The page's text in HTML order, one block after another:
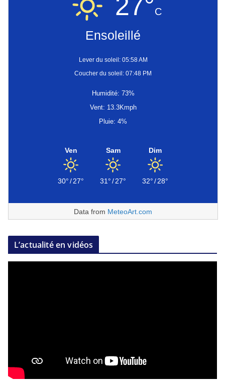
C
Ensoleillé
Lever du soleil: 05:58 AM
Coucher du soleil: 07:48 PM
Humidité: 73%
Vent: 13.3Kmph
Pluie: 4%
Ven
30°/27°
Sam
31°/27°
Dim
32°/28°
Data from MeteoArt.com
L’actualité en vidéos